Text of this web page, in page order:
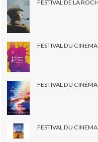
FESTIVAL DE LA
FESTIVAL DU
FESTIVAL DU
FESTIVAL DU